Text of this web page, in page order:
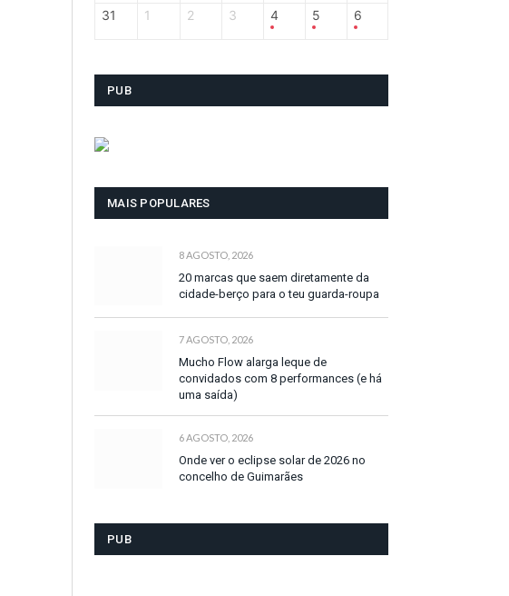
31 1 2 3 4 5 6
PUB
MAIS POPULARES
8 AGOSTO, 2026
20 marcas que saem diretamente da
cidade-berço para o teu guarda-roupa
7 AGOSTO, 2026
Mucho Flow alarga leque de
convidados com 8 performances (e há
uma saída)
6 AGOSTO, 2026
Onde ver o eclipse solar de 2026 no
concelho de Guimarães
PUB